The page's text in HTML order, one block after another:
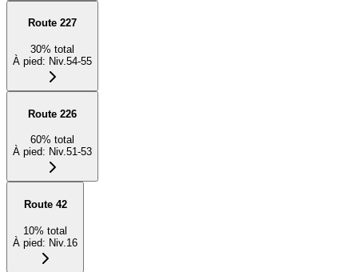
Route 227
30% total
À pied: Niv.54-55
Route 226
60% total
À pied: Niv.51-53
Route 42
10% total
À pied: Niv.16